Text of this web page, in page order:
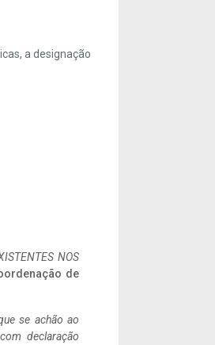
a designação
NOS
de
se achão ao
declaração